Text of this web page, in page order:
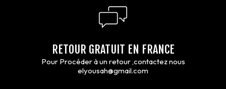
RETOUR GRATUIT EN FRANCE
Pour Procéder à un retour ,contactez nous
elyousah@gmail.com